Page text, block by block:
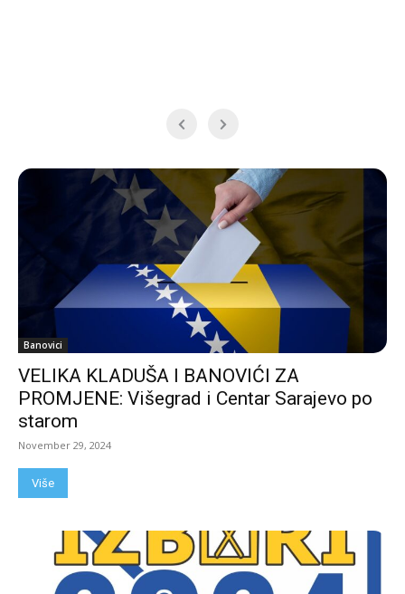
Banovici
VELIKA KLADUŠA I BANOVIĆI ZA
PROMJENE: Višegrad i Centar Sarajevo po
starom
November 29, 2024
Više